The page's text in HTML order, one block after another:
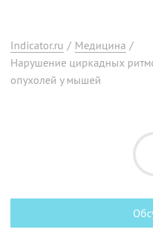
Indicator.ru / Медицина /
Нарушение циркадных
опухолей у мышей